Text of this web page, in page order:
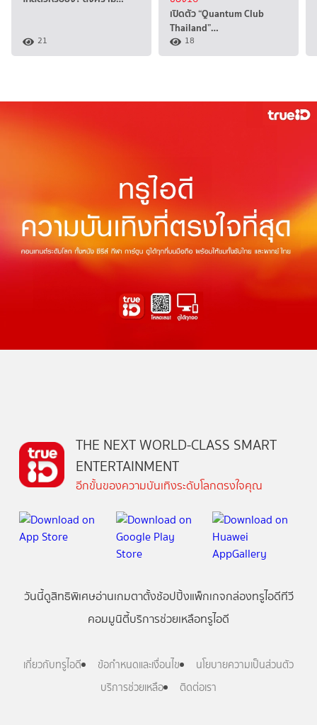
21
เปิดตัว “Quantum Club
Thailand”…
18
THE NEXT WORLD-CLASS SMART
ENTERTAINMENT
อีกขั้นของความบันเทิงระดับโลกตรงใจคุณ
วันนี้ดูสิทธิพิเศษอ่านเกมตาตั้งช้อปปิ้งแพ็กเกจกล่องทรูไอดีทีวี
คอมมูนิตี้บริการช่วยเหลือทรูไอดี
เกี่ยวกับทรูไอดี ข้อกำหนดและเงื่อนไข
นโยบายความเป็นส่วนตัว
บริการช่วยเหลือ
ติดต่อเรา